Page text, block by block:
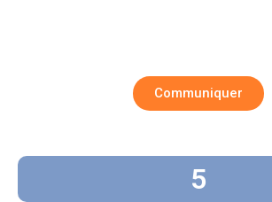
Communiquer
5